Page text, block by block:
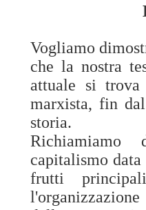
Vogliamo
che la nostra
attuale si
marxista, fin
storia.
capitalismo
frutti